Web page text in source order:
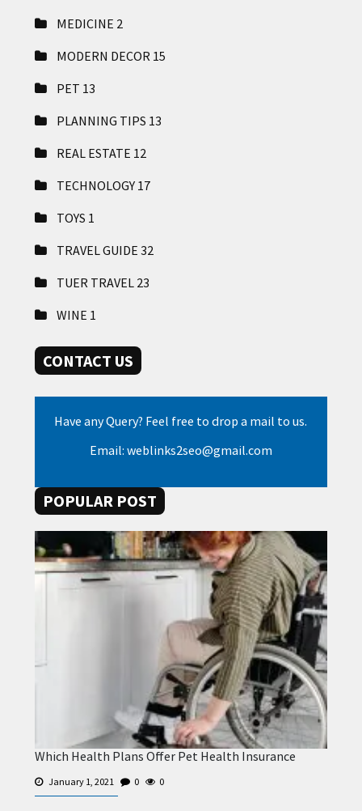
MEDICINE 2
MODERN DECOR 15
PET 13
PLANNING TIPS 13
REAL ESTATE 12
TECHNOLOGY 17
TOYS 1
TRAVEL GUIDE 32
TUER TRAVEL 23
WINE 1
CONTACT US
Have any Query? Feel free to drop a mail to us.
Email: weblinks2seo@gmail.com
POPULAR POST
Which Health Plans Offer Pet Health Insurance
January 1, 2021 0 0